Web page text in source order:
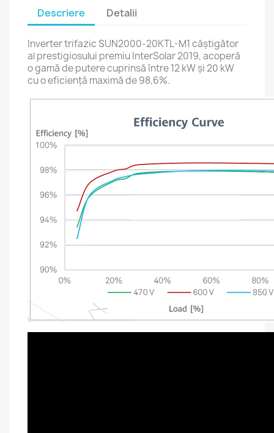
Descriere Detalii
Inverter trifazic SUN2000-20KTL-M1 câștigător
al prestigiosului premiu InterSolar 2019, acoperă
o gamă de putere cuprinsă între 12 kW și 20 kW
cu o eficiență maximă de 98,6%.